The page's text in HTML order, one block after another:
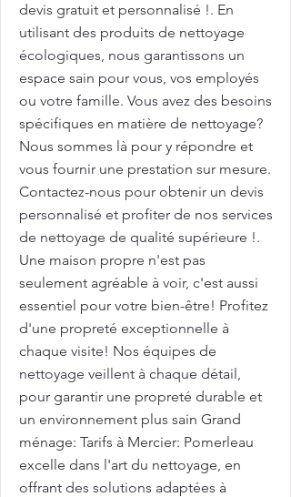
devis gratuit et personnalisé !. En
utilisant des produits de nettoyage
écologiques, nous garantissons un
espace sain pour vous, vos employés
ou votre famille. Vous avez des besoins
spécifiques en matière de nettoyage?
Nous sommes là pour y répondre et
vous fournir une prestation sur mesure.
Contactez-nous pour obtenir un devis
personnalisé et profiter de nos services
de nettoyage de qualité supérieure !.
Une maison propre n'est pas
seulement agréable à voir, c'est aussi
essentiel pour votre bien-être! Profitez
d'une propreté exceptionnelle à
chaque visite! Nos équipes de
nettoyage veillent à chaque détail,
pour garantir une propreté durable et
un environnement plus sain Grand
ménage: Tarifs à Mercier: Pomerleau
excelle dans l'art du nettoyage, en
offrant des solutions adaptées à